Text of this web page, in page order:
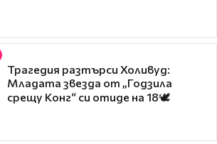
Трагедия разтърси Холивуд:
Младата звезда от „Годзила
срещу Конг“ си отиде на 18🕊️